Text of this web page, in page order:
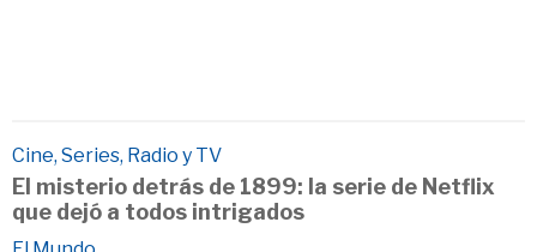
Cine, Series, Radio y TV
El misterio detrás de 1899: la serie de Netflix
que dejó a todos intrigados